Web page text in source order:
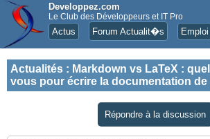
Developpez.com
Le Club des Développeurs et IT Pro
Actus Forum Actualit�s Emploi
Actualités : Markdown vs LaTeX :
vous pour écrire la documentation
Répondre à la discussion